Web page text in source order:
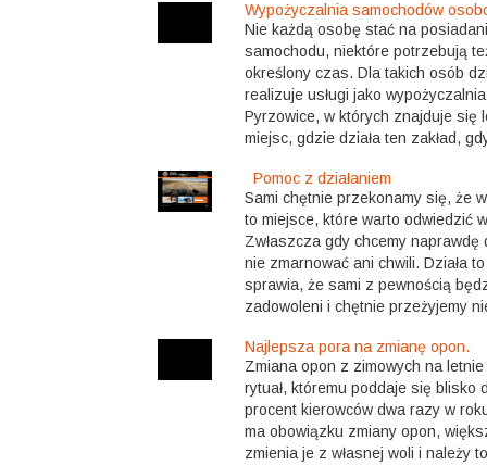
Wypożyczalnia samochodów
Nie każdą osobę stać na
samochodu, niektóre potrzebują
określony czas. Dla takich osób
realizuje usługi jako
Pyrzowice, w których znajduje się
miejsc, gdzie działa ten zakład,
Pomoc z działaniem
Sami chętnie przekonamy się, że
to miejsce, które warto odwiedzić
Zwłaszcza gdy chcemy
nie zmarnować ani chwili. Działa
sprawia, że sami z pewnością
zadowoleni i chętnie przeżyjemy
Najlepsza pora na zmianę opon.
Zmiana opon z zimowych na
rytuał, któremu poddaje się blisko
procent kierowców dwa razy w
ma obowiązku zmiany opon,
zmienia je z własnej woli i należy